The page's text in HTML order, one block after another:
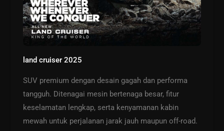
land cruiser 2025
SUV premium dengan desain gagah dan performa
tangguh. Ditenagai mesin bertenaga besar, fitur
keselamatan lengkap, serta kenyamanan kabin
mewah untuk perjalanan jarak jauh maupun off-road.